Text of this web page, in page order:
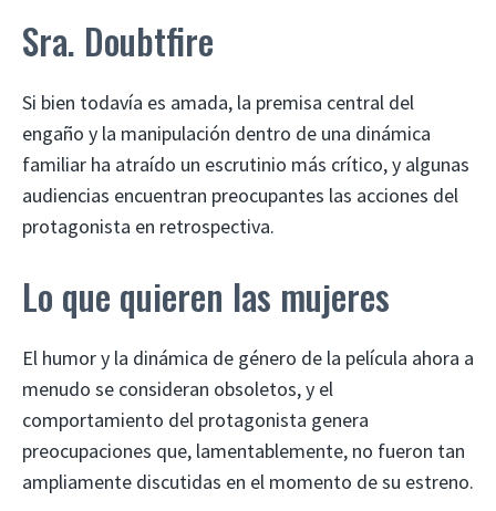
Sra. Doubtfire
Si bien todavía es amada, la premisa central del
engaño y la manipulación dentro de una dinámica
familiar ha atraído un escrutinio más crítico, y algunas
audiencias encuentran preocupantes las acciones del
protagonista en retrospectiva.
Lo que quieren las mujeres
El humor y la dinámica de género de la película ahora a
menudo se consideran obsoletos, y el
comportamiento del protagonista genera
preocupaciones que, lamentablemente, no fueron tan
ampliamente discutidas en el momento de su estreno.